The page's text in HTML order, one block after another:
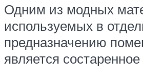
Одним из модных
используемых в
предназначению
является